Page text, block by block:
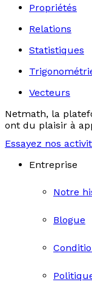
Propriétés
Relations
Statistiques
Vecteurs
Netmath, la
ont du plaisir à
Essayez nos
Entreprise
Notre
Blogue